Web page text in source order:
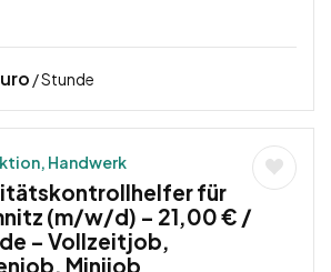
/ Stunde
Handwerk
für
(m/w/d) – 21,00 € /
– Vollzeitjob,
Minijob